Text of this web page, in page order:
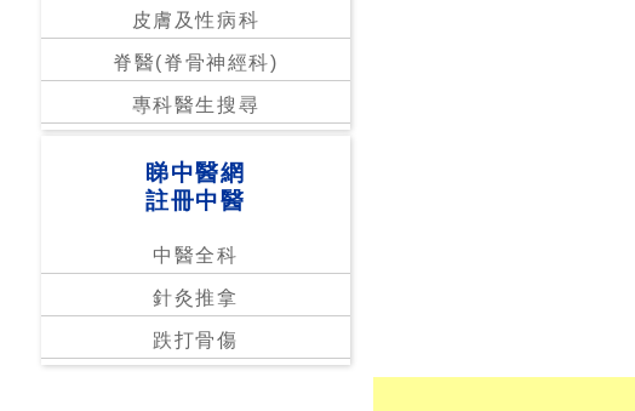
皮膚及性病科
脊醫(脊骨神經科)
專科醫生搜尋
睇中醫網
註冊中醫
中醫全科
針灸推拿
跌打骨傷